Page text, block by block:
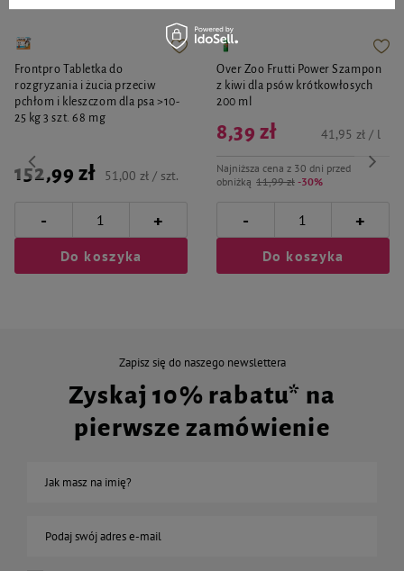
Frontpro Tabletka do
rozgryzania i żucia przeciw
pchłom i kleszczom dla psa >10-
25 kg 3 szt. 68 mg
152,99 zł 51,00 zł / szt.
- +
Do koszyka
Over Zoo Frutti Power Szampon
z kiwi dla psów krótkowłosych
200 ml
Najniższa cena z 30 dni przed
obniżką 11,99 zł -30%
8,39 zł 41,95 zł / l
- +
Do koszyka
Zapisz się do naszego newslettera
Zyskaj 10% rabatu* na
pierwsze zamówienie
Jak masz na imię?
Podaj swój adres e-mail